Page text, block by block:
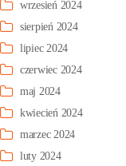
wrzesień 2024
sierpień 2024
lipiec 2024
czerwiec 2024
maj 2024
kwiecień 2024
marzec 2024
luty 2024